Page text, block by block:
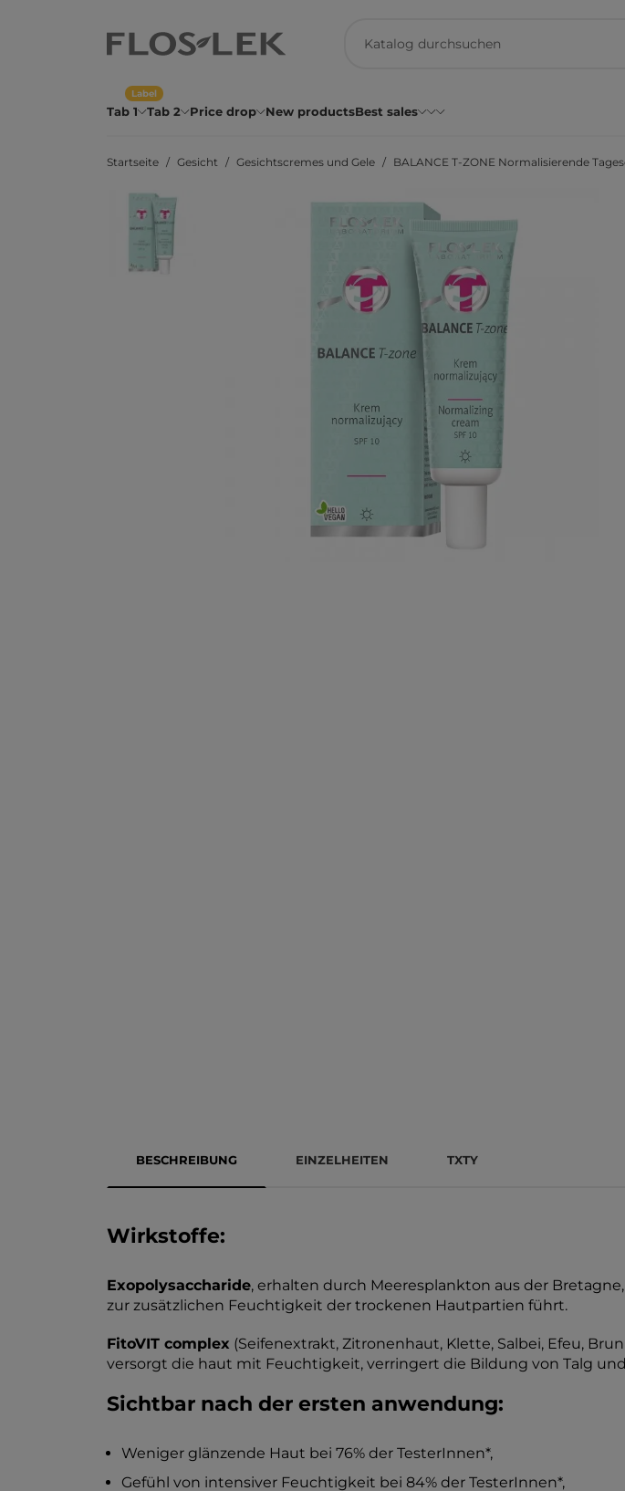
Tab 1 Tab 2
Label
Price drop New productsBest sales
Startseite Gesicht Gesichtscremes und Gele BALANCE T-ZONE Normalisierende
BESCHREIBUNG EINZELHEITEN TXTY
Wirkstoffe:
Exopolysaccharide, erhalten durch Meeresplankton aus der
zur zusätzlichen Feuchtigkeit der trockenen Hautpartien führt.
FitoVIT complex (Seifenextrakt, Zitronenhaut, Klette, Salbei, Efeu,
versorgt die haut mit Feuchtigkeit, verringert die Bildung von Talg
Sichtbar nach der ersten anwendung:
Weniger glänzende Haut bei 76% der TesterInnen*,
Gefühl von intensiver Feuchtigkeit bei 84% der TesterInnen*,